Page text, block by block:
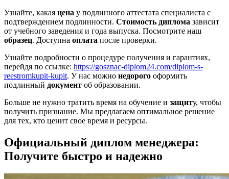
Узнайте, какая цена у подлинного аттестата специалиста с
подтверждением подлинности. Стоимость диплома зависит
от учебного заведения и года выпуска. Посмотрите наш
образец. Доступна оплата после проверки.
Узнайте подробности о процедуре получения и гарантиях,
перейдя по ссылке: https://gosznac-diplom24.com/diplom-s-
reestromkupit-kupit. У нас можно недорого оформить
подлинный документ об образовании.
Больше не нужно тратить время на обучение и защиту, чтобы
получить признание. Мы предлагаем оптимальное решение
для тех, кто ценит свое время и ресурсы.
Официальный диплом менеджера:
Получите быстро и надежно